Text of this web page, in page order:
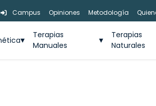
Campus Opiniones Metodología
Terapias
Manuales
Terapias
Naturales